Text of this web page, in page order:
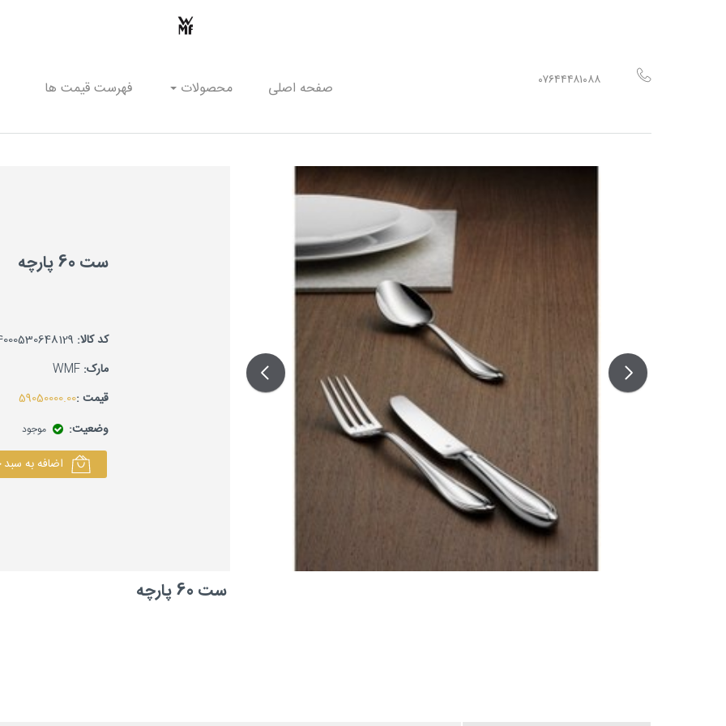
۰۷۶۴۴۴۸۱۰۸۸ صفحه اصلی محصولات فهرست قیمت ها
ست 60 پارچه
کد کالا:
مارک: WMF
قیمت :59050000.00
وضعیت:
موجود
اضافه به
ست 60 پارچه